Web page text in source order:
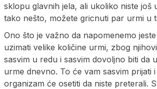
sklopu glavnih jela, ali ukoliko niste još
tako nešto, možete gricnuti par urmi u
Ono što je važno da napomenemo
uzimati velike količine urmi, zbog
sasvim u redu i sasvim dovoljno biti da
urme dnevno. To će vam sasvim prijati
organizam će osetiti da niste preterali.